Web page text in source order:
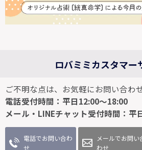
ロバミミカスタマー
ご不明な点は、お気軽にお問い合わ
電話受付時間：平日12:00～18:00
メール・LINEチャット受付時間：平
電話でお問い合わ
せ
メールでお問い
わせ